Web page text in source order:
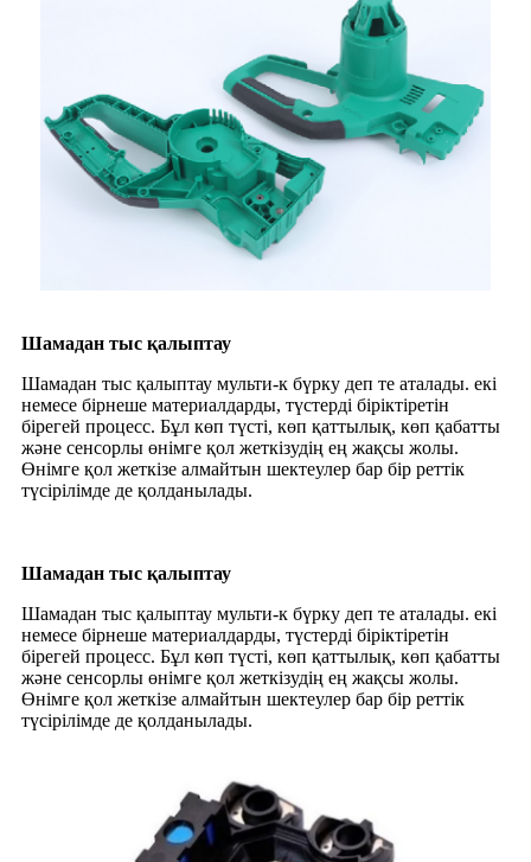
Шамадан тыс қалыптау
Шамадан тыс қалыптау мульти-к бүрку деп те аталады. екі
немесе бірнеше материалдарды, түстерді біріктіретін
бірегей процесс. Бұл көп түсті, көп қаттылық, көп қабатты
және сенсорлы өнімге қол жеткізудің ең жақсы жолы.
Өнімге қол жеткізе алмайтын шектеулер бар бір реттік
түсірілімде де қолданылады.
Шамадан тыс қалыптау
Шамадан тыс қалыптау мульти-к бүрку деп те аталады. екі
немесе бірнеше материалдарды, түстерді біріктіретін
бірегей процесс. Бұл көп түсті, көп қаттылық, көп қабатты
және сенсорлы өнімге қол жеткізудің ең жақсы жолы.
Өнімге қол жеткізе алмайтын шектеулер бар бір реттік
түсірілімде де қолданылады.